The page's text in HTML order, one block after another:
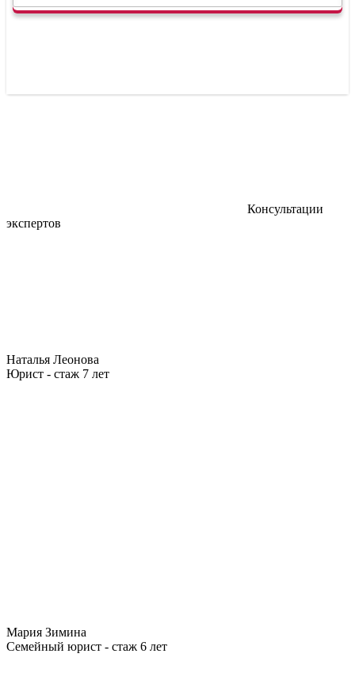
Консультации
экспертов
Наталья Леонова
Юрист - стаж 7 лет
Мария Зимина
Семейный юрист - стаж 6 лет